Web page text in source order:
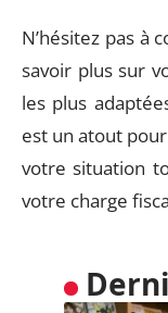
N’hésitez pas à
savoir plus sur
les plus
est un atout
votre situation
votre charge